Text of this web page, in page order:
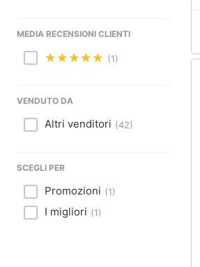
Animali
MEDIA RECENSIONI CLIENTI
(1)
VENDUTO DA
Altri venditori (42)
SCEGLI PER
Promozioni (1)
I migliori (1)